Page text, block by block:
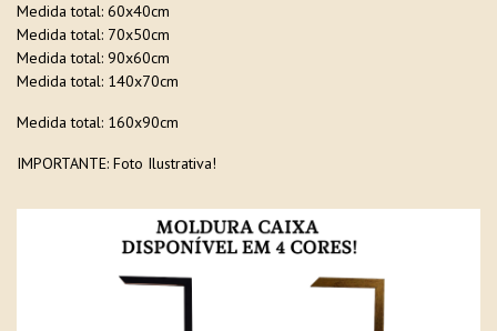
Medida total: 60x40cm
Medida total: 70x50cm
Medida total: 90x60cm
Medida total: 140x70cm
Medida total: 160x90cm
IMPORTANTE: Foto Ilustrativa!